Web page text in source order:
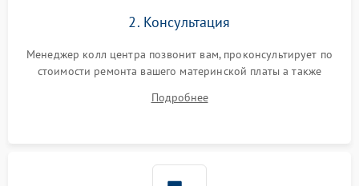
2. Консультация
Менеджер колл центра позвонит вам, проконсультирует по
стоимости ремонта вашего материнской платы а также
Подробнее